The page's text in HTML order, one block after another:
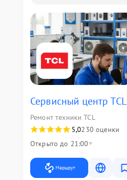
Сервисный центр TCL
Ремонт техники TCL
5,0230 оценки
Открыто до 21:00
Маршрут